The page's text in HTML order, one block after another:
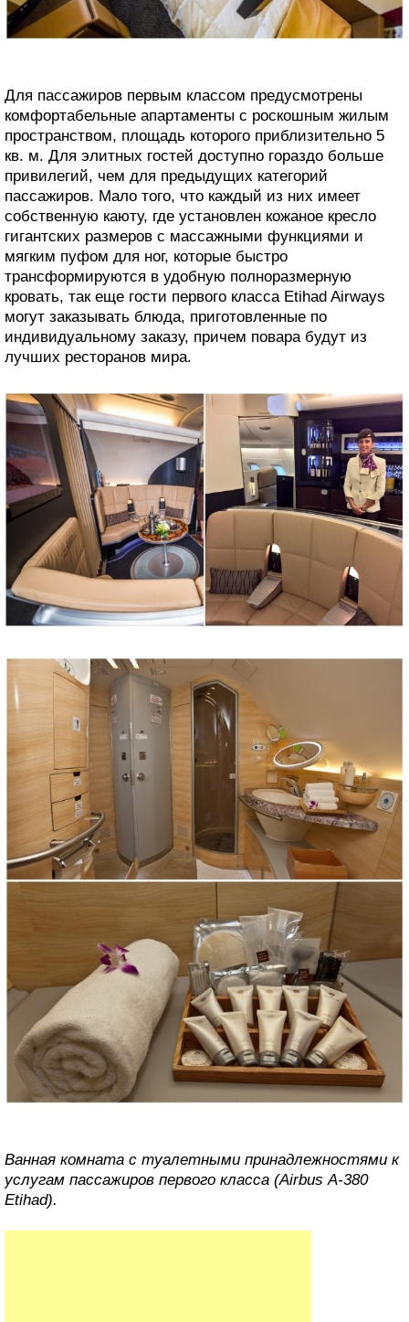
Для пассажиров первым классом предусмотрены
комфортабельные апартаменты с роскошным жилым
пространством, площадь которого приблизительно 5
кв. м. Для элитных гостей доступно гораздо больше
привилегий, чем для предыдущих категорий
пассажиров. Мало того, что каждый из них имеет
собственную каюту, где установлен кожаное кресло
гигантских размеров с массажными функциями и
мягким пуфом для ног, которые быстро
трансформируются в удобную полноразмерную
кровать, так еще гости первого класса Etihad Airways
могут заказывать блюда, приготовленные по
индивидуальному заказу, причем повара будут из
лучших ресторанов мира.
Ванная комната с туалетными принадлежностями к
услугам пассажиров первого класса (Airbus А-380
Etihad).